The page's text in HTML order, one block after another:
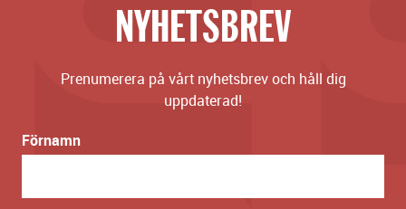
NYHETSBREV
Prenumerera på vårt nyhetsbrev och håll dig
uppdaterad!
Förnamn